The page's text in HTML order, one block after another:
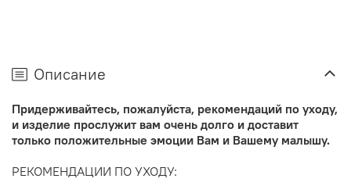
Описание
Придерживайтесь, пожалуйста, рекомендаций по уходу,
и изделие прослужит вам очень долго и доставит
только положительные эмоции Вам и Вашему малышу.
РЕКОМЕНДАЦИИ ПО УХОДУ: